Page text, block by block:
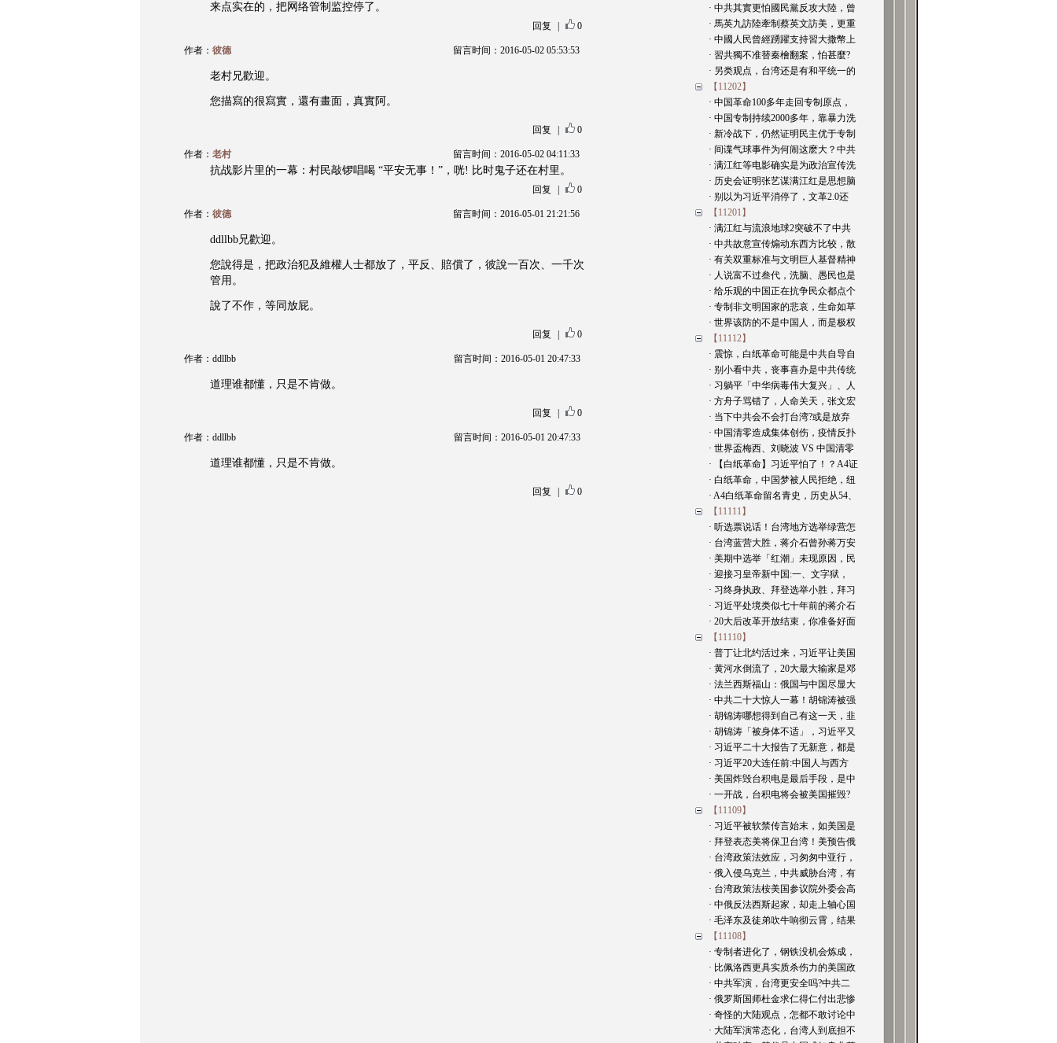
来点实在的，把网络管制监控停了。
回复 0
作者： 彼德 留言时间：2016-05-02 05:53:53
老村兄歡迎。
您描寫的很寫實，還有畫面，真實阿。
回复 0
作者： 老村 留言时间：2016-05-02 04:11:33
抗战影片里的一幕：村民敲锣唱喝 “平安无事！”，咣! 比时鬼子还在村里。
回复 0
作者： 彼德 留言时间：2016-05-01 21:21:56
ddllbb兄歡迎。
您說得是，把政治犯及維權人士都放了，平反、賠償了，彼說一百次、一千次
管用。
說了不作，等同放屁。
回复 0
作者：ddllbb 留言时间：2016-05-01 20:47:33
道理谁都懂，只是不肯做。
回复 0
作者：ddllbb 留言时间：2016-05-01 20:47:33
道理谁都懂，只是不肯做。
回复 0
· 中共其實更怕國民黨反攻大陸，曾
· 馬英九訪陸牽制蔡英文訪美，更重
· 中國人民曾經踴躍支持習大撒幣上
· 習共獨不准替秦檜翻案，怕甚麼?
· 另类观点，台湾还是有和平统一的
【11202】
· 中国革命100多年走回专制原点，
· 中国专制持续2000多年，靠暴力洗
· 新冷战下，仍然证明民主优于专制
· 间谍气球事件为何闹这麽大？中共
· 满江红等电影确实是为政治宣传洗
· 历史会证明张艺谋满江红是思想脑
· 别以为习近平消停了，文革2.0还
【11201】
· 满江红与流浪地球2突破不了中共
· 中共故意宣传煽动东西方比较，散
· 有关双重标准与文明巨人基督精神
· 人说富不过叁代，洗脑、愚民也是
· 给乐观的中国正在抗争民众都点个
· 专制非文明国家的悲哀，生命如草
· 世界该防的不是中国人，而是极权
【11112】
· 震惊，白纸革命可能是中共自导自
· 别小看中共，丧事喜办是中共传统
· 习躺平「中华病毒伟大复兴」、人
· 方舟子骂错了，人命关天，张文宏
· 当下中共会不会打台湾?或是放弃
· 中国清零造成集体创伤，疫情反扑
· 世界盃梅西、刘晓波 VS 中国清零
· 【白纸革命】习近平怕了！？A4证
· 白纸革命，中国梦被人民拒绝，纽
· A4白纸革命留名青史，历史从54、
【11111】
· 听选票说话！台湾地方选举绿营怎
· 台湾蓝营大胜，蒋介石曾孙蒋万安
· 美期中选举「红潮」未现原因，民
· 迎接习皇帝新中国:一、文字狱，
· 习终身执政、拜登选举小胜，拜习
· 习近平处境类似七十年前的蒋介石
· 20大后改革开放结束，你准备好面
【11110】
· 普丁让北约活过来，习近平让美国
· 黄河水倒流了，20大最大输家是邓
· 法兰西斯福山：俄国与中国尽显大
· 中共二十大惊人一幕！胡锦涛被强
· 胡锦涛哪想得到自己有这一天，韭
· 胡锦涛「被身体不适」，习近平又
· 习近平二十大报告了无新意，都是
· 习近平20大连任前:中国人与西方
· 美国炸毁台积电是最后手段，是中
· 一开战，台积电将会被美国摧毁?
【11109】
· 习近平被软禁传言始末，如美国是
· 拜登表态美将保卫台湾！美预告俄
· 台湾政策法效应，习匆匆中亚行，
· 俄入侵乌克兰，中共威胁台湾，有
· 台湾政策法桉美国参议院外委会高
· 中俄反法西斯起家，却走上轴心国
· 毛泽东及徒弟吹牛响彻云霄，结果
【11108】
· 专制者进化了，钢铁没机会炼成，
· 比佩洛西更具实质杀伤力的美国政
· 中共军演，台湾更安全吗?中共二
· 俄罗斯国师杜金求仁得仁付出悲惨
· 奇怪的大陆观点，怎都不敢讨论中
· 大陆军演常态化，台湾人到底担不